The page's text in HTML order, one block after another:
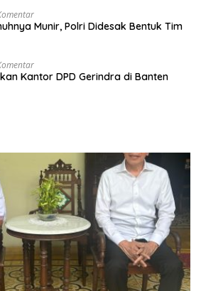
Munir, Polri Didesak Bentuk Tim
Kantor DPD Gerindra di Banten